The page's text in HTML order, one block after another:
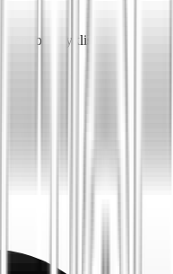
cyklistické